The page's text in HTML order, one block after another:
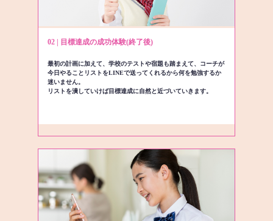
02 | 目標達成の成功体験(終了後)
最初の計画に加えて、学校のテストや宿題も踏まえて、コーチが
今日やることリストをLINEで送ってくれるから何を勉強するか
迷いません。
リストを潰していけば目標達成に自然と近づいていきます。